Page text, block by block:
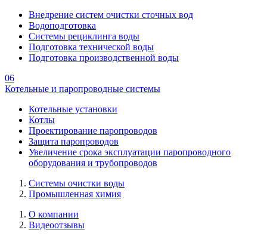
Внедрение систем очистки сточных вод
Водоподготовка
Системы рециклинга воды
Подготовка технической воды
Подготовка производственной воды
06
Котельные и паропроводные системы
Котельные установки
Котлы
Проектирование паропроводов
Защита паропроводов
Увеличение срока эксплуатации паропроводного
оборудования и трубопроводов
Системы очистки воды
Промышленная химия
О компании
Видеоотзывы